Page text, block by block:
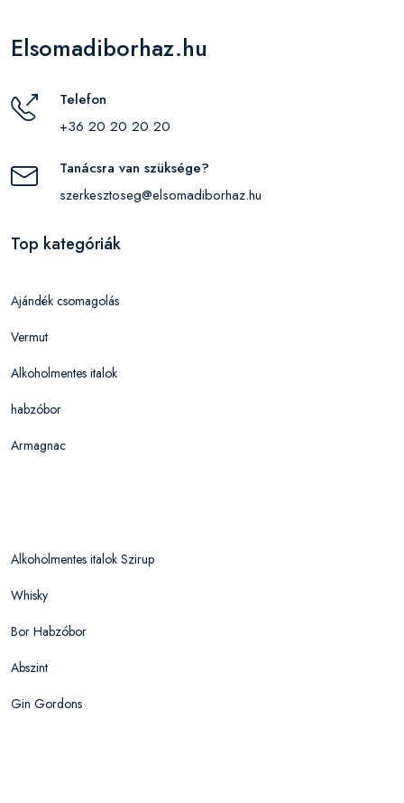
Elsomadiborhaz.hu
Telefon
+36 20 20 20 20
Tanácsra van szüksége?
szerkesztoseg@elsomadiborhaz.hu
Top kategóriák
Ajándék csomagolás
Vermut
Alkoholmentes italok
habzóbor
Armagnac
Alkoholmentes italok Szirup
Whisky
Bor Habzóbor
Abszint
Gin Gordons